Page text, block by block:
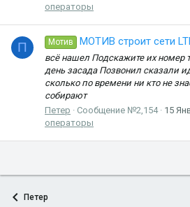
операторы
П Мотив МОТИВ строит сети
всё нашел Подскажите их номер
день засада Позвонил сказали
сколько по времени ни кто не
собирают
Петер
Сообщение №2,154 15
операторы
Петер